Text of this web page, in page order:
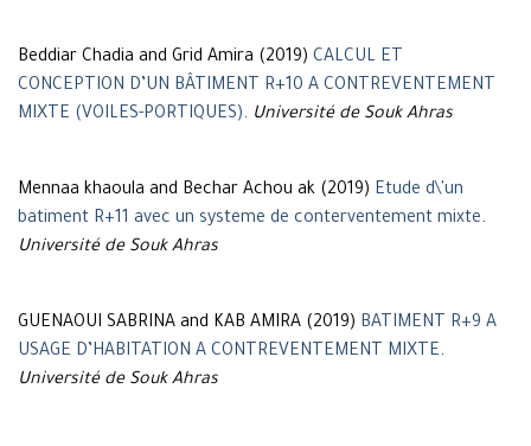
Beddiar Chadia and Grid Amira (2019) CALCUL ET
CONCEPTION D’UN BÂTIMENT R+10 A CONTREVENTEMENT
MIXTE (VOILES-PORTIQUES). Université de Souk Ahras
Mennaa khaoula and Bechar Achou ak (2019) Etude d\'un
batiment R+11 avec un systeme de conterventement mixte.
Université de Souk Ahras
GUENAOUI SABRINA and KAB AMIRA (2019) BATIMENT R+9 A
USAGE D’HABITATION A CONTREVENTEMENT MIXTE.
Université de Souk Ahras